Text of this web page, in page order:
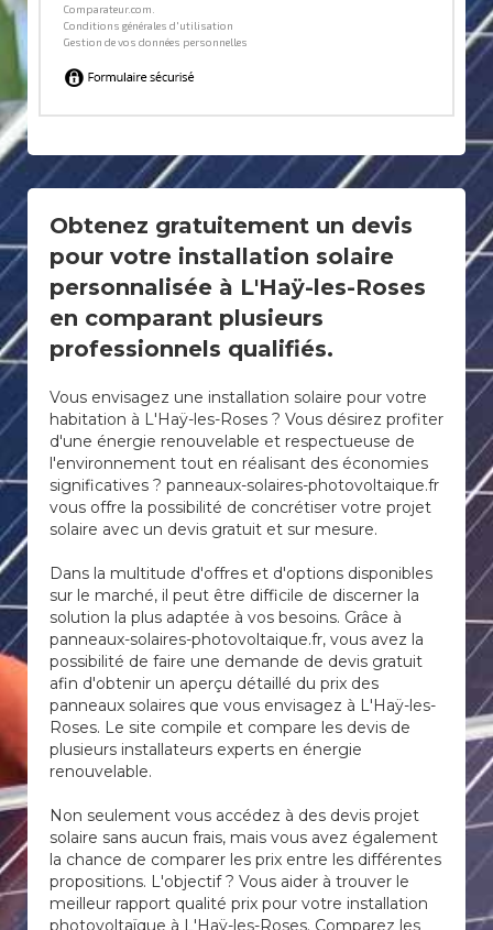
Obtenez gratuitement un devis
pour votre installation solaire
personnalisée à L'Haÿ-les-Roses
en comparant plusieurs
professionnels qualifiés.
Vous envisagez une installation solaire pour votre
habitation à L'Haÿ-les-Roses ? Vous désirez profiter
d'une énergie renouvelable et respectueuse de
l'environnement tout en réalisant des économies
significatives ? panneaux-solaires-photovoltaique.fr
vous offre la possibilité de concrétiser votre projet
solaire avec un devis gratuit et sur mesure.
Dans la multitude d'offres et d'options disponibles
sur le marché, il peut être difficile de discerner la
solution la plus adaptée à vos besoins. Grâce à
panneaux-solaires-photovoltaique.fr, vous avez la
possibilité de faire une demande de devis gratuit
afin d'obtenir un aperçu détaillé du prix des
panneaux solaires que vous envisagez à L'Haÿ-les-
Roses. Le site compile et compare les devis de
plusieurs installateurs experts en énergie
renouvelable.
Non seulement vous accédez à des devis projet
solaire sans aucun frais, mais vous avez également
la chance de comparer les prix entre les différentes
propositions. L'objectif ? Vous aider à trouver le
meilleur rapport qualité prix pour votre installation
photovoltaïque à L'Haÿ-les-Roses. Comparez les